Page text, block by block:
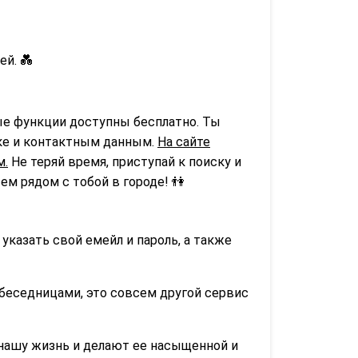
💑
функции доступны бесплатно. Ты
и контактным данным. На сайте
Не теряй время, приступай к поиску и
рядом с тобой в городе! 👫
свой емейл и пароль, а также
это совсем другой сервис
жизнь и делают ее насыщенной и